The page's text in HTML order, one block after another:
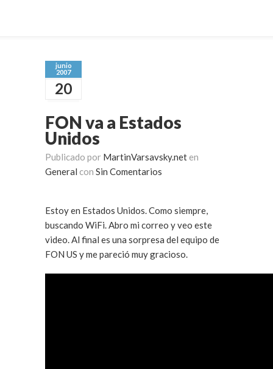
junio
2007
20
FON va a Estados
Unidos
Publicado por MartinVarsavsky.net en
General con Sin Comentarios
Estoy en Estados Unidos. Como siempre,
buscando WiFi. Abro mi correo y veo este
video. Al final es una sorpresa del equipo de
FON US y me pareció muy gracioso.